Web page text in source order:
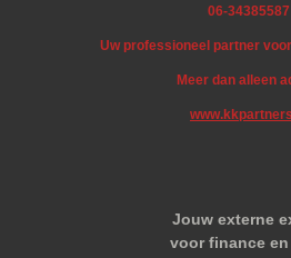
06-34385587
Uw professioneel partner
Meer dan alleen
Jouw externe
voor finance en